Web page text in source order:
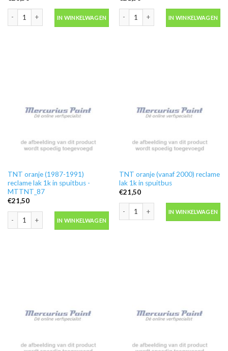
IN WINKELWAGEN IN WINKELWAGEN
TNT oranje (1987-1991)
reclame lak 1k in spuitbus -
MTTNT_87
€21,50
TNT oranje (1987-1991) reclame lak 1k in spuitbus -MTTNT_87 aantal
IN WINKELWAGEN
TNT oranje (vanaf 2000) reclame
lak 1k in spuitbus
€21,50
TNT oranje (vanaf 2000) reclame lak
IN WINKELWAGEN